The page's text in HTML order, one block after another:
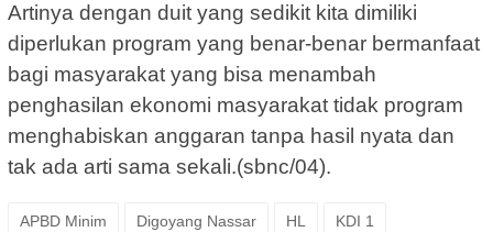
Artinya dengan duit yang sedikit kita dimiliki
diperlukan program yang benar-benar bermanfaat
bagi masyarakat yang bisa menambah
penghasilan ekonomi masyarakat tidak program
menghabiskan anggaran tanpa hasil nyata dan
tak ada arti sama sekali.(sbnc/04).
APBD Minim Digoyang Nassar HL KDI 1